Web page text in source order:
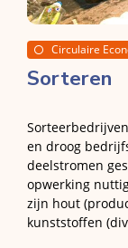
Circulaire
Sorteren
en droog
deelstromen
opwerking
zijn hout
kunststoffen